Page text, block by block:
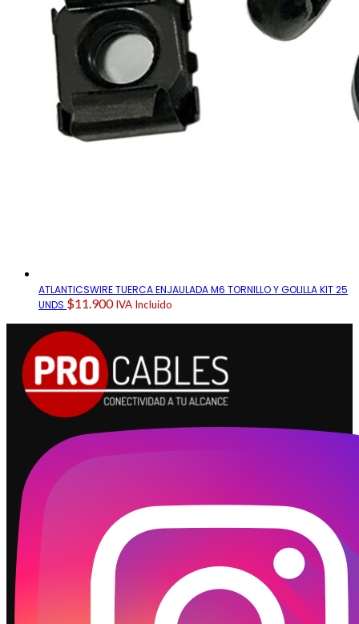
ATLANTICSWIRE TUERCA ENJAULADA M6 TORNILLO Y GOLILLA KIT 25
UNDS $11.900 IVA Incluido